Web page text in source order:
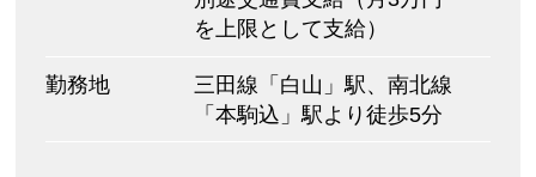
を上限として支給）
勤務地
三田線「白山」駅、南北線
「本駒込」駅より徒歩5分